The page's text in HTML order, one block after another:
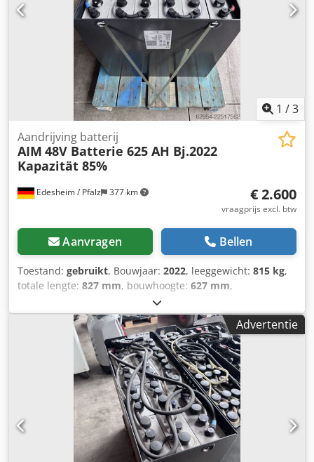
1 /3
Edesheim / Pfalz 377 km
Aandrijving batterij
AIM 48V Batterie 625 AH Bj.2022
Kapazität 85%
€ 2.600
vraagprijs excl. btw
Aanvragen Bellen
Toestand: gebruikt, Bouwjaar: 2022, leeggewicht: 815 kg,
totale lengte: 827 mm, bouwhoogte: 627 mm,
, Aandrijfbatterij Batterijspanning:
48V Batterijcapaciteit: 625Ah Batterijfabrikant: AIM Dcjdpfx
Aeztg H Iephek Batterijtype: PzS Bouwjaar batterij: 2022
Conditie batterij: 80 - 100% Beschrijving: Geschikt voor
Linde E 16, E 16 P, BR 386 en E 16 C-02 BR 335, alsmede
andere merken. De prijs is inclusief de inname van een
oude batterij. Capaciteit 85%.
Advertentie